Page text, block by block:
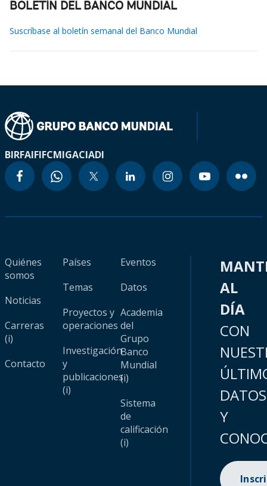
BOLETÍN DEL BANCO MUNDIAL
Suscríbase al boletín semanal del Banco Mundial
BIRFAIFIFCMIGACIADI
Quiénes
somos
Noticias
Carreras
(i)
Contacto
Países
Temas
Proyectos y
operaciones
Investigación
y
publicaciones
(i)
Eventos
Datos
Academia
del
Grupo
Banco
Mundial
(i)
Sistema
de
calificación
(i)
AL
DÍA
CON
DATOS
Y